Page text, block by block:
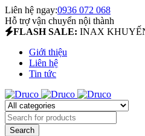
Liên hệ ngay:0936 072 068
Hỗ trợ vận chuyển nội thành
FLASH SALE: INAX
Giới thiệu
Liên hệ
Tin tức